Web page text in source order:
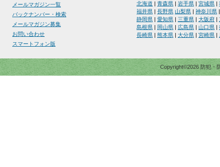
メールマガジン一覧
バックナンバー・検索
メールマガジン募集
お問い合わせ
スマートフォン版
北海道 青森県 岩手県 宮城県
福井県
長野県 山梨県 神奈川県
静岡県
愛知県 三重県 大阪府
島根県
岡山県 広島県 山口県
長崎県
熊本県 大分県 宮崎県
Copyright©2026 防犯・